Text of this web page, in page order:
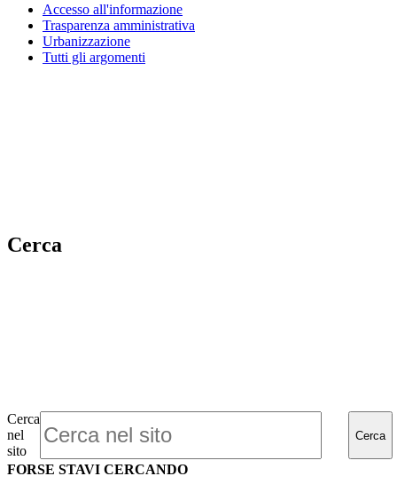
Accesso all'informazione
Trasparenza amministrativa
Urbanizzazione
Tutti gli argomenti
Cerca
Cerca
nel
sito
Cerca
FORSE STAVI CERCANDO